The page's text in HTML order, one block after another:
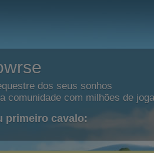
dos seus sonhos
comunidade com milhões de
primeiro cavalo: